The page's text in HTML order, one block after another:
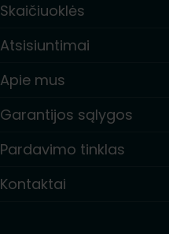
Skaičiuoklės
Atsisiuntimai
Apie mus
Garantijos sąlygos
Pardavimo tinklas
Kontaktai